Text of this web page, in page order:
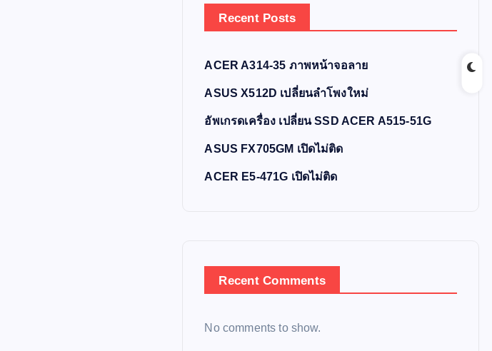
Recent Posts
ACER A314-35 ภาพหน้าจอลาย
ASUS X512D เปลี่ยนลำโพงใหม่
อัพเกรดเครื่อง เปลี่ยน SSD ACER A515-51G
ASUS FX705GM เปิดไม่ติด
ACER E5-471G เปิดไม่ติด
Recent Comments
No comments to show.